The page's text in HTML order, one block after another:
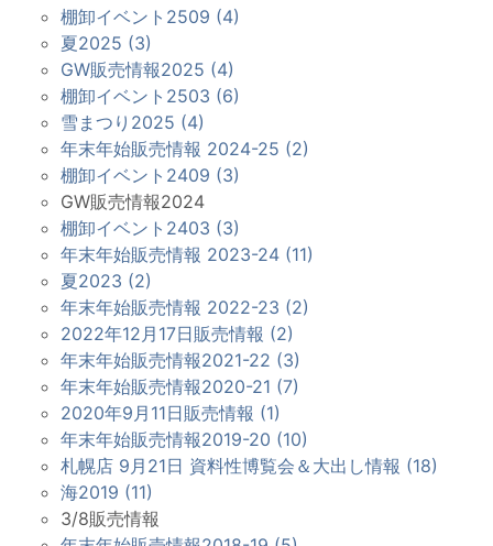
棚卸イベント2509 (4)
夏2025 (3)
GW販売情報2025 (4)
棚卸イベント2503 (6)
雪まつり2025 (4)
年末年始販売情報 2024-25 (2)
棚卸イベント2409 (3)
GW販売情報2024
棚卸イベント2403 (3)
年末年始販売情報 2023-24 (11)
夏2023 (2)
年末年始販売情報 2022-23 (2)
2022年12月17日販売情報 (2)
年末年始販売情報2021-22 (3)
年末年始販売情報2020-21 (7)
2020年9月11日販売情報 (1)
年末年始販売情報2019-20 (10)
札幌店 9月21日 資料性博覧会＆大出し情報 (18)
海2019 (11)
3/8販売情報